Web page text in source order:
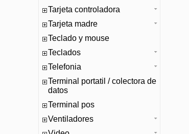
Tarjeta controladora
Tarjeta madre
Teclado y mouse
Teclados
Telefonia
Terminal portatil / colectora de
datos
Terminal pos
Ventiladores